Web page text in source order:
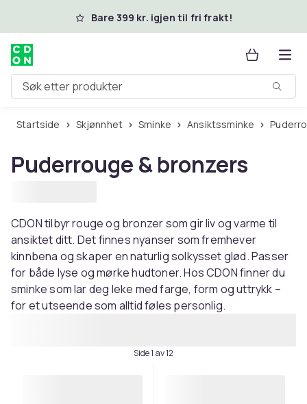
Hopp til hovedinnholdBare 399 kr. igjen til fri frakt!
Søk etter produkter
Startside Skjønnhet Sminke Ansiktssminke
Puderrouge & bronzers
CDON tilbyr rouge og bronzer som gir liv og varme til
ansiktet ditt. Det finnes nyanser som fremhever
kinnbena og skaper en naturlig solkysset glød. Passer
for både lyse og mørke hudtoner. Hos CDON finner du
sminke som lar deg leke med farge, form og uttrykk –
for et utseende som alltid føles personlig.
Side 1 av 12